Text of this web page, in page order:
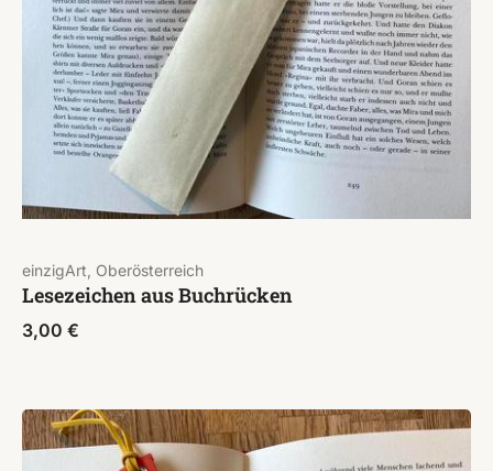
einzigArt, Oberösterreich
Lesezeichen aus Buchrücken
3,00 €